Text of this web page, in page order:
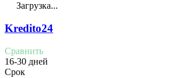
Загрузка...
Kredito24
Сравнить
16-30 дней
Срок